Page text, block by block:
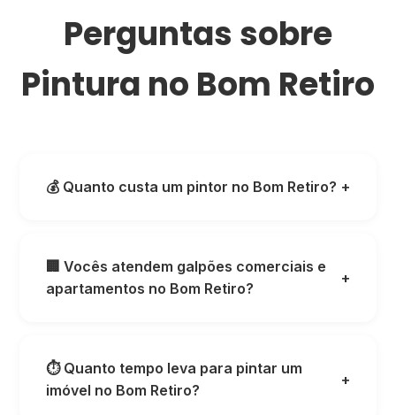
Perguntas sobre
Pintura no Bom Retiro
💰 Quanto custa um pintor no Bom Retiro? +
🏢 Vocês atendem galpões comerciais e
apartamentos no Bom Retiro?
+
⏱️ Quanto tempo leva para pintar um
imóvel no Bom Retiro?
+